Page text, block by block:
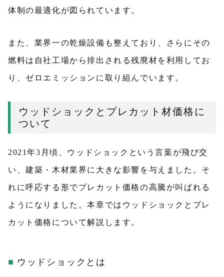
体制の最適化が図られています。
また、業界一の乾燥設備も整えており、さらにその
燃料は自社工場から排出される残廃材を利用してお
り、ゼロエミッションに取り組んでいます。
ウッドショックとプレカット材価格に
ついて
2021年3月頃、ウッドショックという言葉が飛び交
い、建築・木材業界に大きな影響を与えました。そ
れに呼応する形でプレカット価格の高騰が叫ばれる
ようになりました。本章ではウッドショックとプレ
カット価格について解説します。
ウッドショックとは